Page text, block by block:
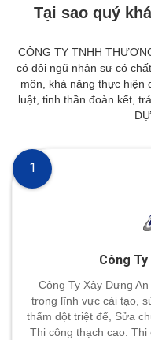
Tại sao quý
CÔNG TY TNHH
có đội ngũ nhân sự có
môn, khả năng thực hiện
luật, tinh thần đoàn kết,
Công Ty
Công Ty Xây Dựng
trong lĩnh vực cải tạo,
thấm dột triệt để, Sửa
Thi công thạch cao.
1